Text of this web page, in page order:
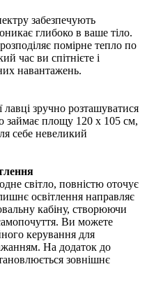
забезпечують
глибоко в ваше тіло.
помірне тепло по
час ви спітнієте і
навантажень.
зручно розташуватися
займає площу 120 x 105 см,
себе невеликий
світло, повністю оточує
освітлення направляє
кабіну, створюючи
Ви можете
керування для
На додаток до
зовнішнє